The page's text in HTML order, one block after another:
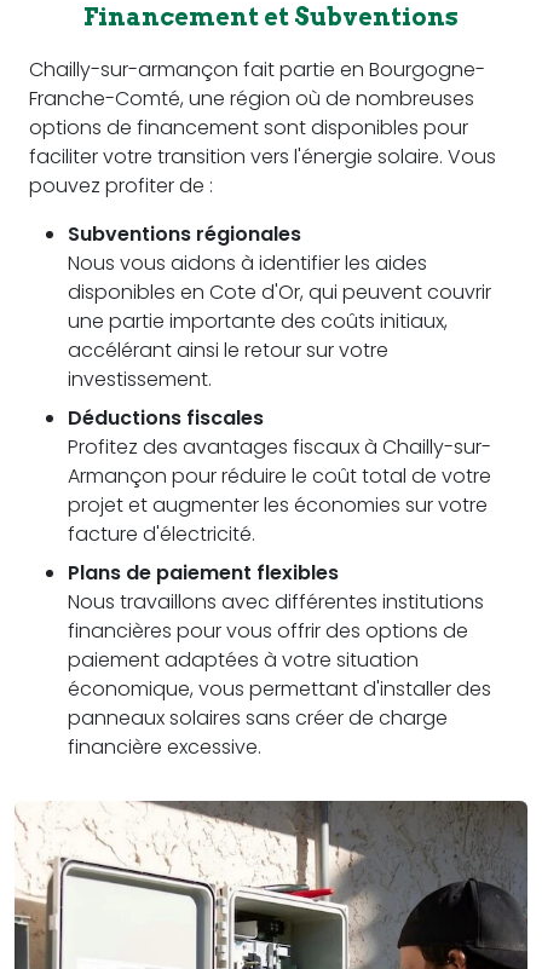
Financement et Subventions
Chailly-sur-armançon fait partie en Bourgogne-
Franche-Comté, une région où de nombreuses
options de financement sont disponibles pour
faciliter votre transition vers l'énergie solaire. Vous
pouvez profiter de :
Subventions régionales
Nous vous aidons à identifier les aides
disponibles en Cote d'Or, qui peuvent couvrir
une partie importante des coûts initiaux,
accélérant ainsi le retour sur votre
investissement.
Déductions fiscales
Profitez des avantages fiscaux à Chailly-sur-
Armançon pour réduire le coût total de votre
projet et augmenter les économies sur votre
facture d'électricité.
Plans de paiement flexibles
Nous travaillons avec différentes institutions
financières pour vous offrir des options de
paiement adaptées à votre situation
économique, vous permettant d'installer des
panneaux solaires sans créer de charge
financière excessive.